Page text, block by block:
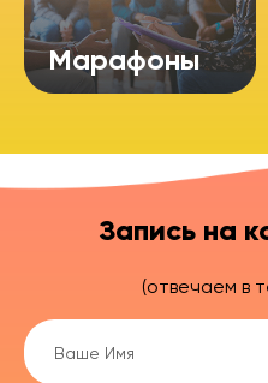
Марафоны
Запись на
(отвечаем в